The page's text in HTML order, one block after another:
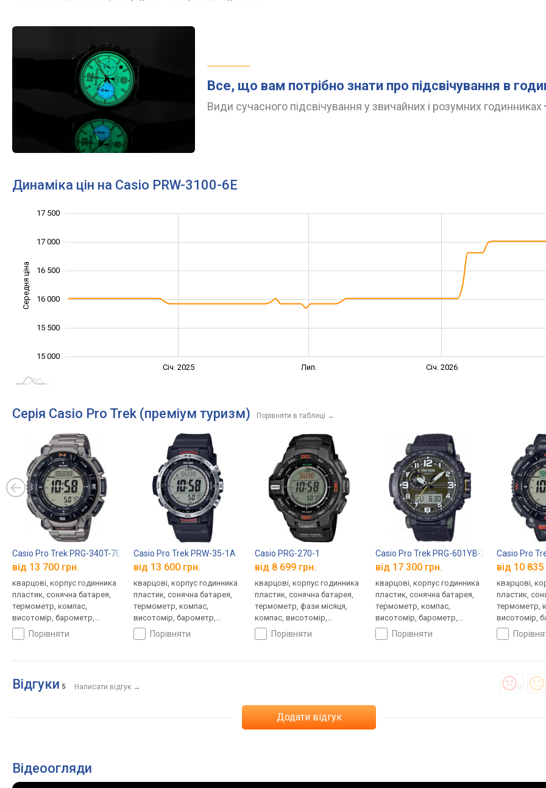
Все, що вам потрібно знати про підсвічування в
Види сучасного підсвічування у звичайних і розумних годинниках
Динаміка цін на Casio PRW-3100-6E
Середня ціна
15 000
15 500
16 000
16 500
17 000
17 500
Січ. 2025 Лип. Січ. 2026
Серія Casio Pro Trek (преміум туризм) Порівняти в таблиці →
Casio Pro Trek PRG-340T-7E
від 13 700 грн.
кварцові, корпус годинника
пластик, сонячна батарея,
термометр, компас,
висотомір, барометр,
світовий час, ремінець:
браслет титан, WR 100,
порівняти
Casio Pro Trek PRW-35-1A
від 13 600 грн.
кварцові, корпус годинника
пластик, сонячна батарея,
термометр, компас,
висотомір, барометр,
світовий час, ремінець:
браслет пластик, WR 100,
порівняти
Casio PRG-270-1
від 8 699 грн.
кварцові, корпус годинника
пластик, сонячна батарея,
термометр, фази місяця,
компас, висотомір,
барометр, світовий час,
ремінець: ремінець каучук,
порівняти
Casio Pro Trek PRG-601YB-3
від 17 300 грн.
кварцові, корпус годинника
пластик, сонячна батарея,
термометр, компас,
висотомір, барометр,
світовий час, ремінець:
ремінець нейлон, Японія
порівняти
Casio Pro
від 10 835
кварцові,
пластик,
термометр,
висотомір,
світовий
браслет
Відгуки 5 Написати відгук → 0
Додати відгук
Відеоогляди